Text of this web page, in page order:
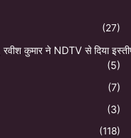
(27)
कुमार ने NDTV से दिया
(5)
(7)
(3)
(118)